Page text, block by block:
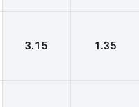
3.15 1.35